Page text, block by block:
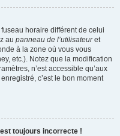
fuseau horaire différent de celui
au panneau de l’utilisateuret
à la zone où vous vous
etc.). Notez que la modification
n’est accessible qu’aux
c’est le bon moment
toujours incorrecte !